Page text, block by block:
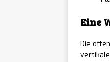
Eine
Die